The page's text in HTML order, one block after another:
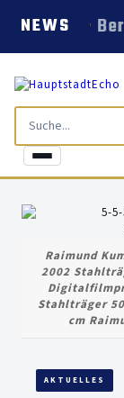
NEWS
Raimund
2002
Stahlträger
cm
AKTUELLES